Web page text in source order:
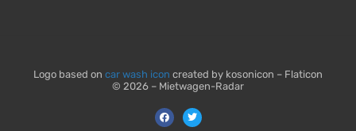
Logo based on car wash icon created by kosonicon – Flaticon
© 2026 – Mietwagen-Radar